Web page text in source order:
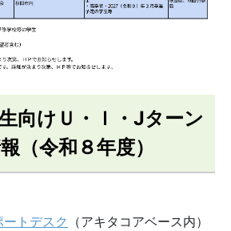
向けＵ・Ｉ・Jターン
（令和８年度）
トデスク
（アキタコアベース内）